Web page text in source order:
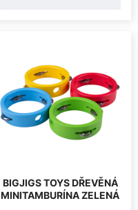
BIGJIGS TOYS DŘEVĚNÁ
MINITAMBURÍNA ZELENÁ